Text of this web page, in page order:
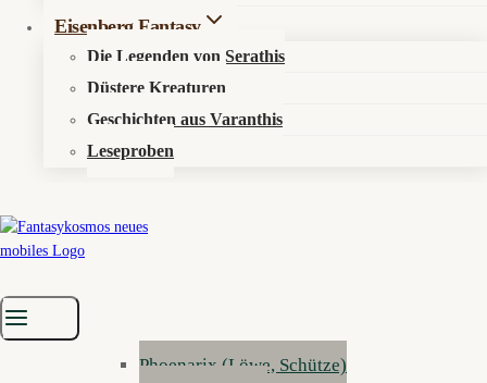
Eisenberg Fantasy
Die Legenden von Serathis
Düstere Kreaturen
Geschichten aus Varanthis
Leseproben
Aktuelles
Untermenü
News
Events
Inferis (Widder)
Phoenarix (Löwe, Schütze)